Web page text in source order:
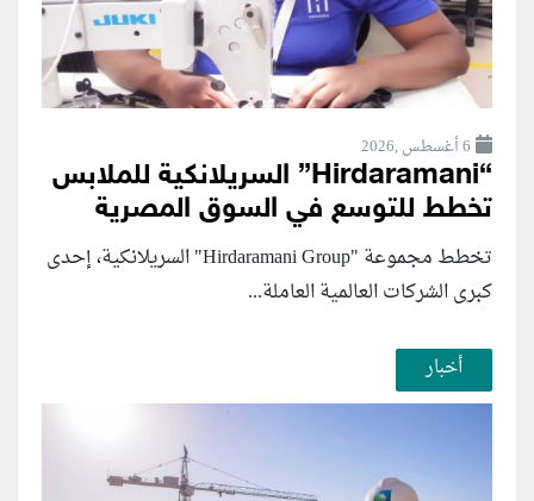
6 أغسطس ,2026
“Hirdaramani” السريلانكية للملابس
تخطط للتوسع في السوق المصرية
تخطط مجموعة "Hirdaramani Group" السريلانكية، إحدى
كبرى الشركات العالمية العاملة...
أخبار